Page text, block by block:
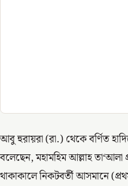
আবু হুরায়রা (রা.) থেকে বর্ণিত
বলেছেন, মহামহিম আল্লাহ তা‘আলা
থাকাকালে নিকটবর্তী আসমানে